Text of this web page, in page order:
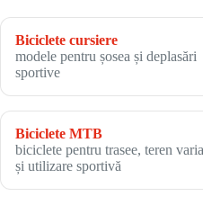
Biciclete cursiere
modele pentru șosea și deplasări
sportive
Biciclete MTB
biciclete pentru trasee, teren
și utilizare sportivă